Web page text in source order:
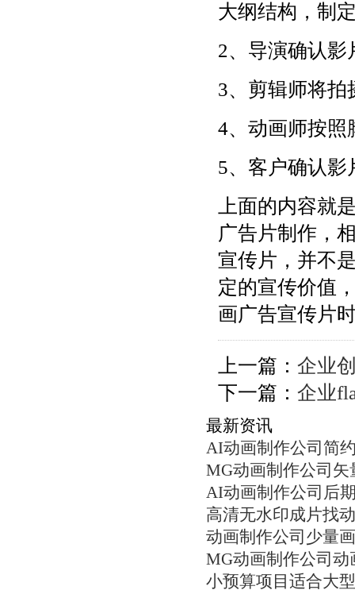
大纲结构，制
2、导演确认影
3、剪辑师将拍
4、动画师按照
5、客户确认影
上面的内容就
广告片制作，
宣传片，并不
定的宣传价值
画广告宣传片
上一篇： 企业
下一篇： 企业
最新资讯
AI动画制作公司简
MG动画制作公司
AI动画制作公司后
高清无水印成片找
动画制作公司少量
MG动画制作公司
小预算项目适合大